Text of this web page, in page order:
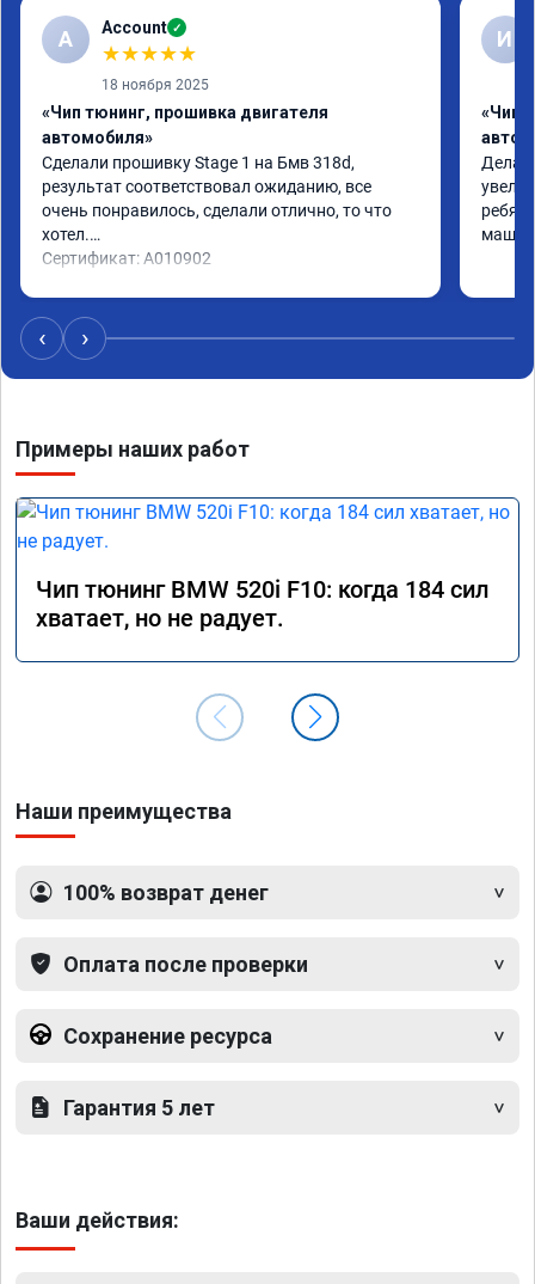
A Account ✓
★★★★★
18 ноября 2025
«Чип тюнинг, прошивка двигателя
автомобиля»
Сделали прошивку Stage 1 на Бмв 318d,
результат соответствовал ожиданию, все
очень понравилось, сделали отлично, то что
хотел.
Сертификат: A010902
И
«Чип
‹ ›
Примеры наших работ
Чип тюнинг BMW 520i F10: когда 184 сил
хватает, но не радует.
Наши преимущества
100% возврат денег
Оплата после проверки
Сохранение ресурса
Гарантия 5 лет
Ваши действия: